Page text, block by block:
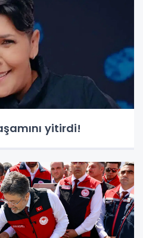
yitirdi!